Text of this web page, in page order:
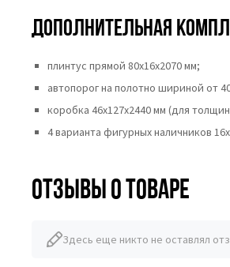
Дополнительная
плинтус прямой 80х16х2070 мм;
автопорог на полотно шириной от
коробка 46x127x2440 мм (для
4 варианта фигурных наличников
Отзывы о товаре
Здесь еще никто не оставлял